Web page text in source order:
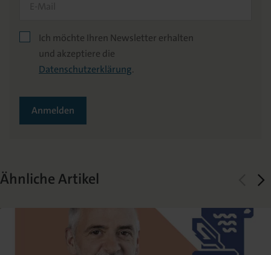
Ich möchte Ihren Newsletter erhalten
und akzeptiere die
Datenschutzerklärung.
Anmelden
Ähnliche Artikel